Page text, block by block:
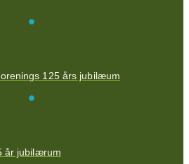
125 års jubilæum
år jubilærum